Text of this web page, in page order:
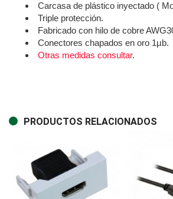
Carcasa de plástico inyectado (
Triple protección.
Fabricado con hilo de cobre
Conectores chapados en oro 1µb.
Otras medidas consultar.
PRODUCTOS RELACIONADOS